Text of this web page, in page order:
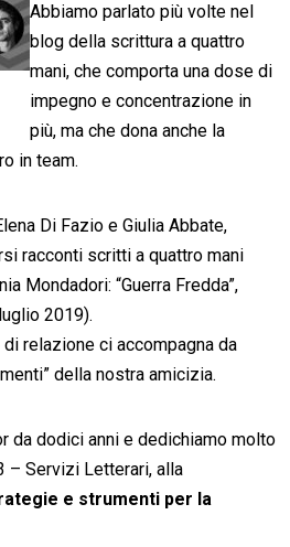
Abbiamo parlato più volte nel
blog della scrittura a quattro
mani, che comporta una dose di
impegno e concentrazione in
più, ma che dona anche la
in team.
Di Fazio e Giulia Abbate,
racconti scritti a quattro mani
Mondadori: “Guerra Fredda”,
2019).
relazione ci accompagna da
della nostra amicizia.
da dodici anni e dedichiamo molto
– Servizi Letterari, alla
e strumenti per la